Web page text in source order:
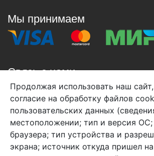
Мы принимаем
Связь с нами
+7 (495) 933-38-08
info@arben-textile.ru- оптовые
Продолжая использовать наш
согласие на обработку файлов
пользовательских данных
местоположении; тип и версия ОС;
браузера; тип устройства и
экрана; источник откуда пришел